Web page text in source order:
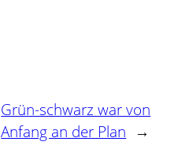
Grün-schwarz war von
Anfang an der Plan →